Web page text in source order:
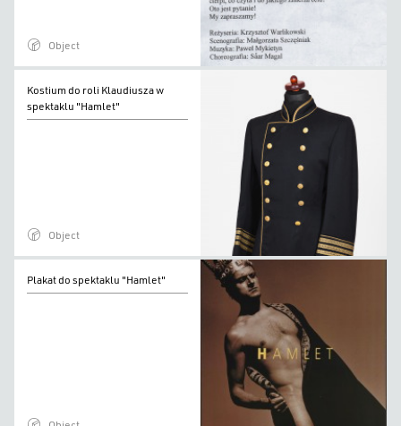
Object
do
roli
Kostium do roli Klaudiusza w
spektaklu "Hamlet"
Object
do
Plakat do spektaklu "Hamlet"